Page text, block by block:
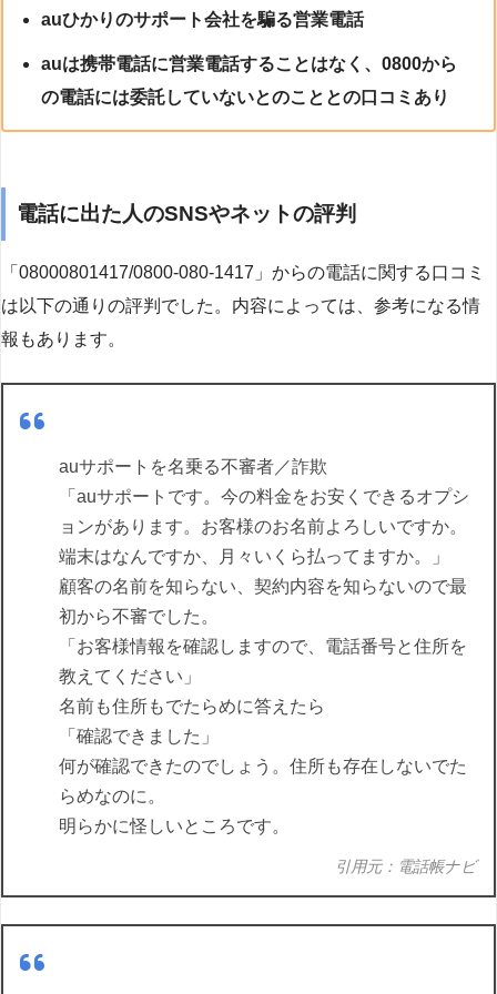
auひかりのサポート会社を騙る営業電話
auは携帯電話に営業電話することはなく、0800から
の電話には委託していないとのこととの口コミあり
電話に出た人のSNSやネットの評判
「08000801417/0800-080-1417」からの電話に関する口コミ
は以下の通りの評判でした。内容によっては、参考になる情
報もあります。
auサポートを名乗る不審者／詐欺
「auサポートです。今の料金をお安くできるオプシ
ョンがあります。お客様のお名前よろしいですか。
端末はなんですか、月々いくら払ってますか。」
顧客の名前を知らない、契約内容を知らないので最
初から不審でした。
「お客様情報を確認しますので、電話番号と住所を
教えてください」
名前も住所もでたらめに答えたら
「確認できました」
何が確認できたのでしょう。住所も存在しないでた
らめなのに。
明らかに怪しいところです。
引用元：電話帳ナビ